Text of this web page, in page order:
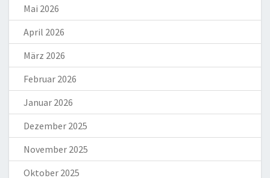
Mai 2026
April 2026
März 2026
Februar 2026
Januar 2026
Dezember 2025
November 2025
Oktober 2025